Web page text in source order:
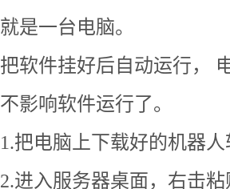
就是一台电脑。
把软件挂好后自动运行，
不影响软件运行了。
1.把电脑上下载好的机器人
2.进入服务器桌面，右击粘